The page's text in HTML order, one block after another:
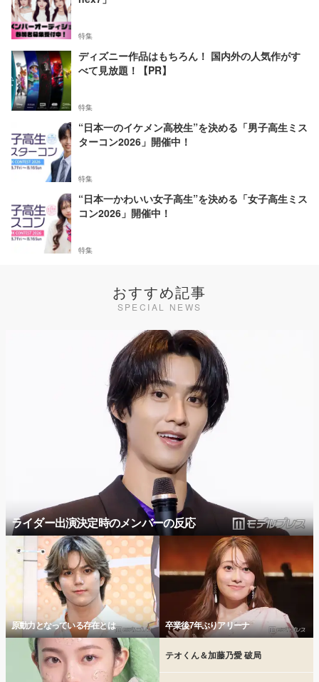
特集
ディズニー作品はもちろん！ 国内外の人気作がす
べて見放題！【PR】
特集
“日本一のイケメン高校生”を決める「男子高生ミス
ターコン2026」開催中！
特集
“日本一かわいい女子高生”を決める「女子高生ミス
コン2026」開催中！
特集
おすすめ記事
SPECIAL NEWS
ライダー出演決定時のメンバーの反応
原動力となっている存在とは 卒業後7年ぶりアリーナ
テオくん＆加藤乃愛 破局